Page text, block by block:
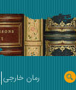
رمان خارجی